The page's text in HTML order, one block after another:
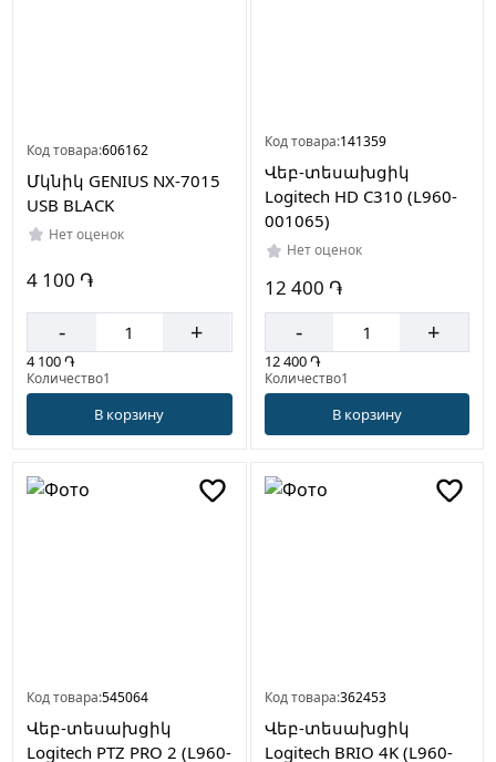
Код товара:606162
Մկնիկ GENIUS NX-7015
USB BLACK
Нет оценок
4 100 ֏
- +
4 100 ֏
Количество1
В корзину
Код товара:141359
Վեբ-տեսախցիկ
Logitech HD C310 (L960-
001065)
Нет оценок
12 400 ֏
- +
12 400 ֏
Количество1
В корзину
Код товара:545064
Վեբ-տեսախցիկ
Logitech PTZ PRO 2 (L960-
Код товара:362453
Վեբ-տեսախցիկ
Logitech BRIO 4K (L960-